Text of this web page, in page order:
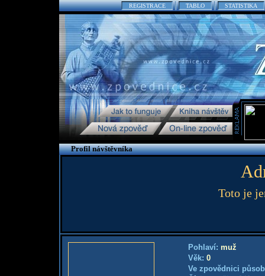
REGISTRACE TABLO STATISTIKA
Profil návštěvníka
Toto je
Pohlaví: muž
Věk: 0
Ve zpovědnici